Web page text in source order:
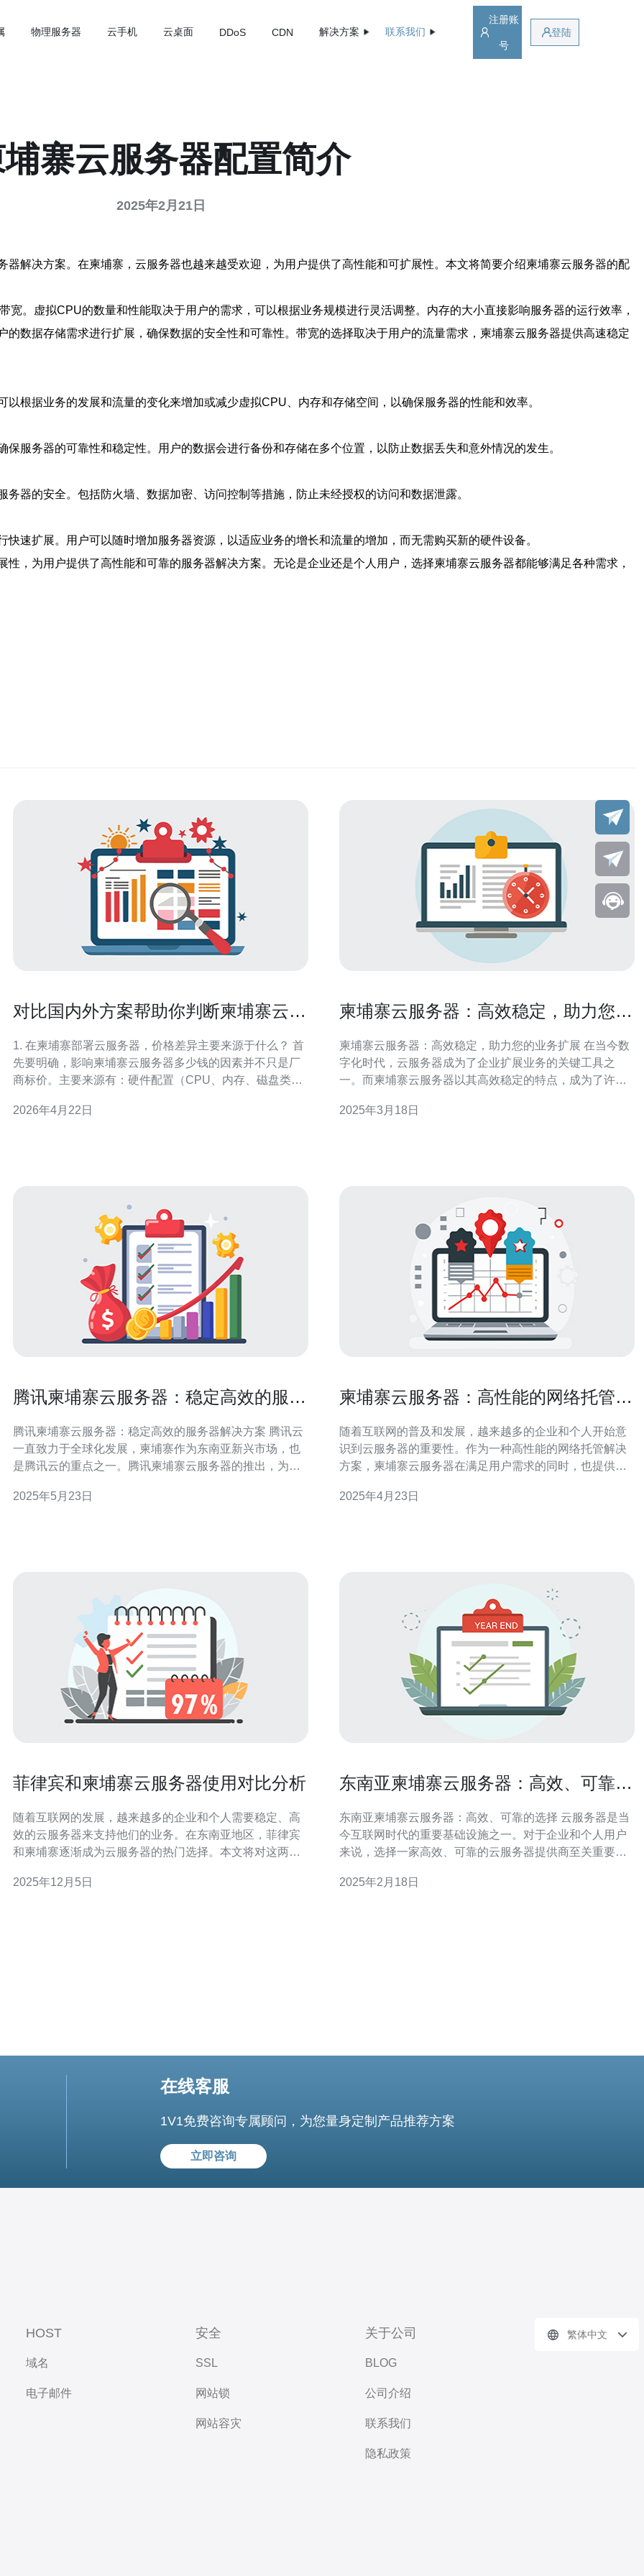
物理服务器 云手机 云桌面 DDoS CDN 解决方案 联系我们
注册账
号
登陆
寨云服务器配置简介
2025年2月21日
解决方案。在柬埔寨，云服务器也越来越受欢迎，为用户提供了高性能和可扩展性。本文将简要介绍柬埔寨云服务器的配
。虚拟CPU的数量和性能取决于用户的需求，可以根据业务规模进行灵活调整。内存的大小直接影响服务器的运行效率，
数据存储需求进行扩展，确保数据的安全性和可靠性。带宽的选择取决于用户的流量需求，柬埔寨云服务器提供高速稳定
根据业务的发展和流量的变化来增加或减少虚拟CPU、内存和存储空间，以确保服务器的性能和效率。
服务器的可靠性和稳定性。用户的数据会进行备份和存储在多个位置，以防止数据丢失和意外情况的发生。
器的安全。包括防火墙、数据加密、访问控制等措施，防止未经授权的访问和数据泄露。
速扩展。用户可以随时增加服务器资源，以适应业务的增长和流量的增加，而无需购买新的硬件设备。
，为用户提供了高性能和可靠的服务器解决方案。无论是企业还是个人用户，选择柬埔寨云服务器都能够满足各种需求，
对比国内外方案帮助你判断柬埔寨云服
1. 在柬埔寨部署云服务器，价格差异主要来源于什么？ 首
先要明确，影响柬埔寨云服务器多少钱的因素并不只是厂
商标价。主要来源有：硬件配置（CPU、内存、磁盘类
出入口费用、以及是否包含管理运维服务等。 国内方案通
2026年4月22日
柬埔寨云服务器：高效稳定，助力您的
柬埔寨云服务器：高效稳定，助力您的业务扩展 在当今数
字化时代，云服务器成为了企业扩展业务的关键工具之
一。而柬埔寨云服务器以其高效稳定的特点，成为了许多
利用其助力您的业务扩展。 1. 高效稳定：柬埔寨云服务器
2025年3月18日
腾讯柬埔寨云服务器：稳定高效的服务
腾讯柬埔寨云服务器：稳定高效的服务器解决方案 腾讯云
一直致力于全球化发展，柬埔寨作为东南亚新兴市场，也
是腾讯云的重点之一。腾讯柬埔寨云服务器的推出，为当
案。
2025年5月23日
柬埔寨云服务器：高性能的网络托管解
随着互联网的普及和发展，越来越多的企业和个人开始意
识到云服务器的重要性。作为一种高性能的网络托管解决
方案，柬埔寨云服务器在满足用户需求的同时，也提供了
点和优势。 柬埔寨云服务器以其高性能而闻名。它们基于
2025年4月23日
菲律宾和柬埔寨云服务器使用对比分析
随着互联网的发展，越来越多的企业和个人需要稳定、高
效的云服务器来支持他们的业务。在东南亚地区，菲律宾
和柬埔寨逐渐成为云服务器的热门选择。本文将对这两国
首先，我们来看看菲律宾的云服务器。菲律宾作为一个快
2025年12月5日
东南亚柬埔寨云服务器：高效、可靠的
东南亚柬埔寨云服务器：高效、可靠的选择 云服务器是当
今互联网时代的重要基础设施之一。对于企业和个人用户
来说，选择一家高效、可靠的云服务器提供商至关重要。
户的首选。本文将探讨柬埔寨云服务器的优势以及为什么
2025年2月18日
在线客服
1V1免费咨询专属顾问，为您量身定制产品推荐方案
立即咨询
HOST
域名
电子邮件
安全
SSL
网站锁
网站容灾
关于公司
BLOG
公司介绍
联系我们
隐私政策
繁体中文